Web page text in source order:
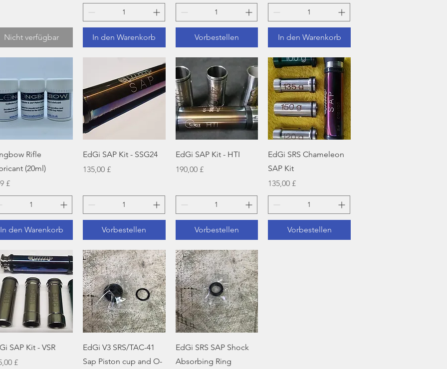
Nicht verfügbar In den Warenkorb Vorbestellen In den Warenkorb
Schnellansicht
Rifle
(20ml)
£
In den Warenkorb
Schnellansicht
EdGi SAP Kit - SSG24
Preis
135,00 £
Vorbestellen
Schnellansicht
EdGi SAP Kit - HTI
Preis
190,00 £
Vorbestellen
Schnellansicht
EdGi SRS Chameleon
SAP Kit
Preis
135,00 £
Vorbestellen
Schnellansicht
SAP Kit - VSR
£
Schnellansicht
EdGi V3 SRS/TAC-41
Sap Piston cup and O-
Schnellansicht
EdGi SRS SAP Shock
Absorbing Ring